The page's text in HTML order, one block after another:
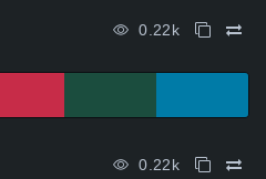
0.22k
0.22k